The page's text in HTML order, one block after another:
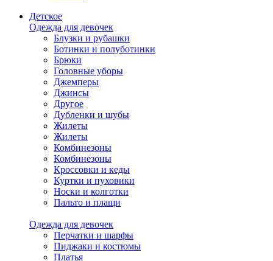
Детское
Одежда для девочек
Блузки и рубашки
Ботинки и полуботинки
Брюки
Головные уборы
Джемперы
Джинсы
Другое
Дубленки и шубы
Жилеты
Жилеты
Комбинезоны
Комбинезоны
Кроссовки и кеды
Куртки и пуховики
Носки и колготки
Пальто и плащи
Одежда для девочек
Перчатки и шарфы
Пиджаки и костюмы
Платья